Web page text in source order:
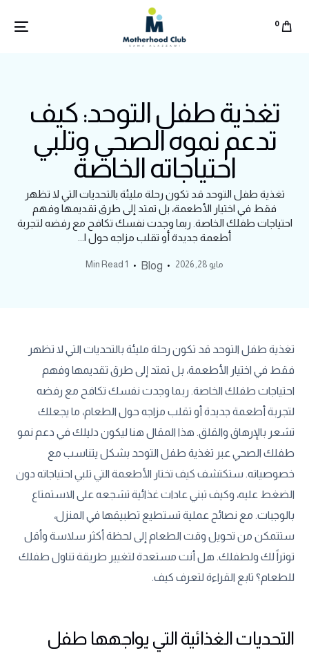
0
تغذية طفل التوحد: كيف
تدعم نموه الصحي وتلبي
احتياجاته الخاصة
تغذية طفل التوحد قد تكون رحلة مليئة بالتحديات التي لا تظهر
فقط في اختيار الأطعمة، بل تمتد إلى طرق تقديمها وفهم
احتياجات طفلك الخاصة. ربما وجدت نفسك تكافح مع رفضه لتجربة
أطعمة جديدة أو تقلب مزاجه حول ا...
مايو 28, 2026 Blog
1 Min Read
تغذية طفل التوحد قد تكون رحلة مليئة بالتحديات التي لا تظهر
فقط في اختيار الأطعمة، بل تمتد إلى طرق تقديمها وفهم
احتياجات طفلك الخاصة. ربما وجدت نفسك تكافح مع رفضه
لتجربة أطعمة جديدة أو تقلب مزاجه حول الطعام، ما يجعلك
تشعر بالإرهاق والقلق. هذا المقال هنا ليكون دليلك في دعم نمو
طفلك الصحي عبر تغذية طفل التوحد بشكل يتناسب مع
خصوصياته. ستكتشف كيف تختار الأطعمة التي تلبي احتياجاته دون
الضغط عليه، وكيف تبني عادات غذائية تشجعه على الاستمتاع
بالوجبات. مع نصائح عملية تستطيع تطبيقها في المنزل،
ستتمكن من تحويل وقت الطعام إلى لحظة أكثر سلاسة وأقل
توتراً لك ولطفلك. هل أنت مستعدة لتغيير طريقة تناول طفلك
للطعام؟ تابع القراءة لتعرف كيف.
التحديات الغذائية التي يواجهها طفل